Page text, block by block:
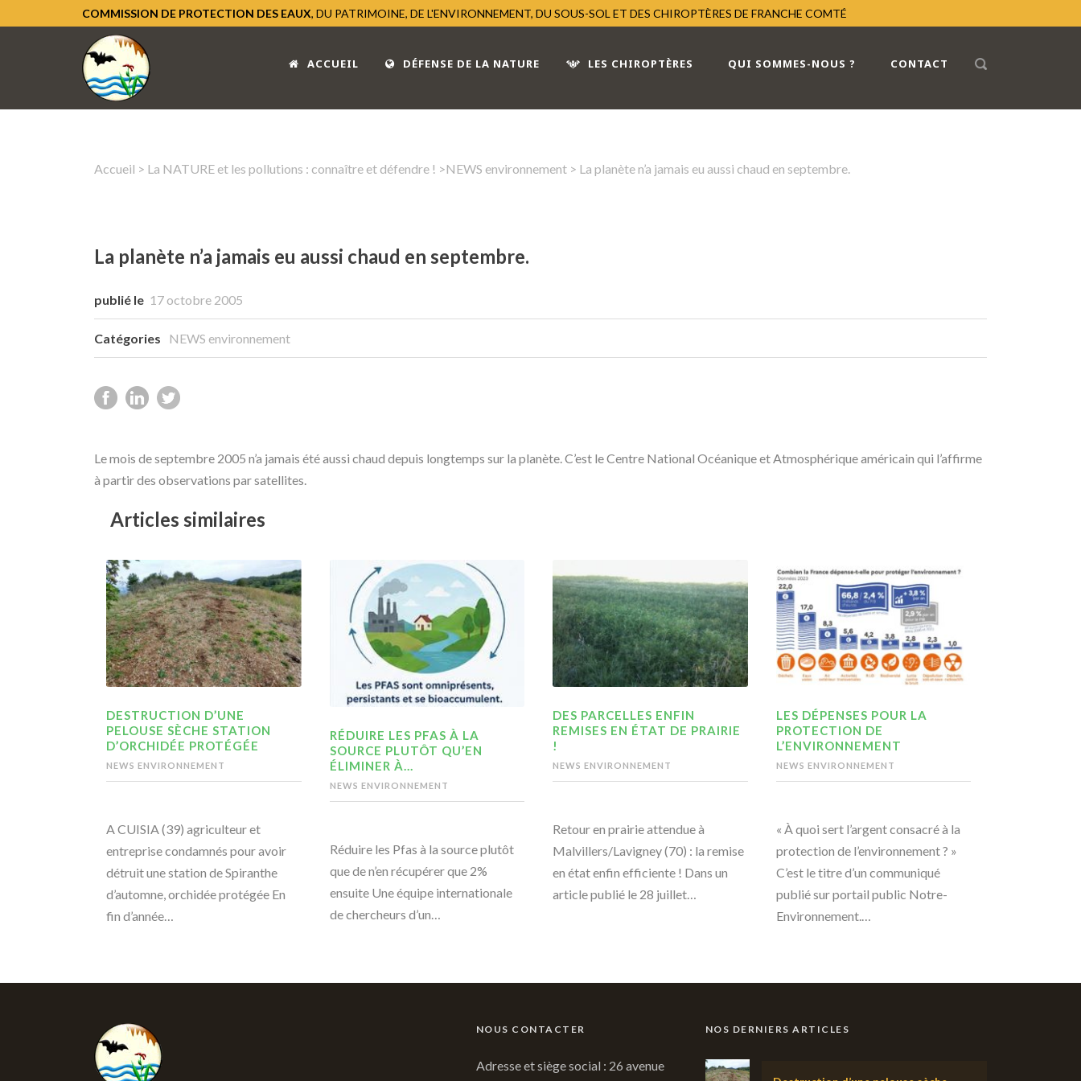
COMMISSION DE PROTECTION DES EAUX, DU PATRIMOINE, DE L'ENVIRONNEMENT, DU SOUS-SOL ET DES CHIROPTÈRES DE FRANCHE COMTÉ
ACCUEIL DÉFENSE DE LA NATURE LES CHIROPTÈRES QUI SOMMES-NOUS ? CONTACT
Accueil > La NATURE et les pollutions : connaître et défendre ! >NEWS environnement > La planète n’a jamais eu aussi chaud en septembre.
La planète n’a jamais eu aussi chaud en septembre.
publié le 17 octobre 2005
Catégories NEWS environnement
Le mois de septembre 2005 n’a jamais été aussi chaud depuis longtemps sur la planète. C’est le Centre National Océanique et Atmosphérique américain qui l’affirme
à partir des observations par satellites.
Articles similaires
DESTRUCTION D’UNE
PELOUSE SÈCHE STATION
D’ORCHIDÉE PROTÉGÉE
NEWS ENVIRONNEMENT
A CUISIA (39) agriculteur et
entreprise condamnés pour avoir
détruit une station de Spiranthe
d’automne, orchidée protégée En
fin d’année…
RÉDUIRE LES PFAS À LA
SOURCE PLUTÔT QU’EN
ÉLIMINER À…
NEWS ENVIRONNEMENT
Réduire les Pfas à la source plutôt
que de n’en récupérer que 2%
ensuite Une équipe internationale
de chercheurs d’un…
DES PARCELLES ENFIN
REMISES EN ÉTAT DE PRAIRIE
!
NEWS ENVIRONNEMENT
Retour en prairie attendue à
Malvillers/Lavigney (70) : la remise
en état enfin efficiente ! Dans un
article publié le 28 juillet…
LES DÉPENSES POUR LA
PROTECTION DE
L’ENVIRONNEMENT
NEWS ENVIRONNEMENT
« À quoi sert l’argent consacré à la
protection de l’environnement ? »
C’est le titre d’un communiqué
publié sur portail public Notre-
Environnement.…
NOUS CONTACTER
Adresse et siège social : 26 avenue
NOS DERNIERS ARTICLES